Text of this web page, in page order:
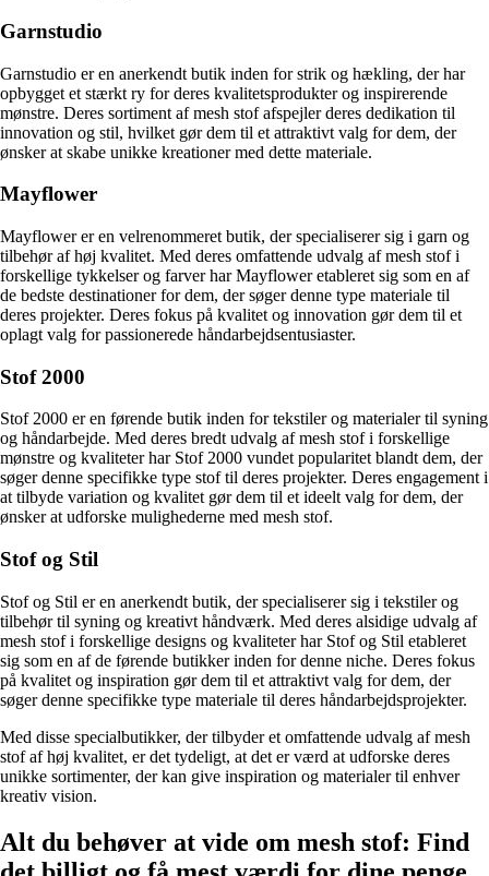
Garnstudio
Garnstudio er en anerkendt butik inden for strik og hækling, der har
opbygget et stærkt ry for deres kvalitetsprodukter og inspirerende
mønstre. Deres sortiment af mesh stof afspejler deres dedikation til
innovation og stil, hvilket gør dem til et attraktivt valg for dem, der
ønsker at skabe unikke kreationer med dette materiale.
Mayflower
Mayflower er en velrenommeret butik, der specialiserer sig i garn og
tilbehør af høj kvalitet. Med deres omfattende udvalg af mesh stof i
forskellige tykkelser og farver har Mayflower etableret sig som en af
de bedste destinationer for dem, der søger denne type materiale til
deres projekter. Deres fokus på kvalitet og innovation gør dem til et
oplagt valg for passionerede håndarbejdsentusiaster.
Stof 2000
Stof 2000 er en førende butik inden for tekstiler og materialer til syning
og håndarbejde. Med deres bredt udvalg af mesh stof i forskellige
mønstre og kvaliteter har Stof 2000 vundet popularitet blandt dem, der
søger denne specifikke type stof til deres projekter. Deres engagement i
at tilbyde variation og kvalitet gør dem til et ideelt valg for dem, der
ønsker at udforske mulighederne med mesh stof.
Stof og Stil
Stof og Stil er en anerkendt butik, der specialiserer sig i tekstiler og
tilbehør til syning og kreativt håndværk. Med deres alsidige udvalg af
mesh stof i forskellige designs og kvaliteter har Stof og Stil etableret
sig som en af de førende butikker inden for denne niche. Deres fokus
på kvalitet og inspiration gør dem til et attraktivt valg for dem, der
søger denne specifikke type materiale til deres håndarbejdsprojekter.
Med disse specialbutikker, der tilbyder et omfattende udvalg af mesh
stof af høj kvalitet, er det tydeligt, at det er værd at udforske deres
unikke sortimenter, der kan give inspiration og materialer til enhver
kreativ vision.
Alt du behøver at vide om mesh stof: Find